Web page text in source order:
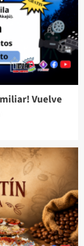
Vuelve